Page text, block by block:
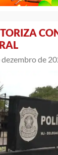
dezembro de